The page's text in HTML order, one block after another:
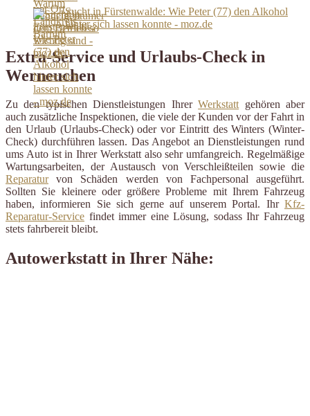
Sucht in Fürstenwalde: Wie Peter (77) den Alkohol
hinter sich lassen konnte - moz.de
Extra-Service und Urlaubs-Check in
Werneuchen
Zu den typischen Dienstleistungen IhrerWerkstattgehören aber
auch zusätzliche Inspektionen, die viele der Kunden vor der Fahrt in
den Urlaub (Urlaubs-Check) oder vor Eintritt des Winters (Winter-
Check) durchführen lassen. Das Angebot an Dienstleistungen rund
ums Auto ist in Ihrer Werkstatt also sehr umfangreich. Regelmäßige
Wartungsarbeiten, der Austausch von Verschleißteilen sowie die
Reparaturvon Schäden werden von Fachpersonal ausgeführt.
Sollten Sie kleinere oder größere Probleme mit Ihrem Fahrzeug
haben, informieren Sie sich gerne auf unserem Portal. Ihr Kfz-
Reparatur-Service findet immer eine Lösung, sodass Ihr Fahrzeug
stets fahrbereit bleibt.
Autowerkstatt in Ihrer Nähe: